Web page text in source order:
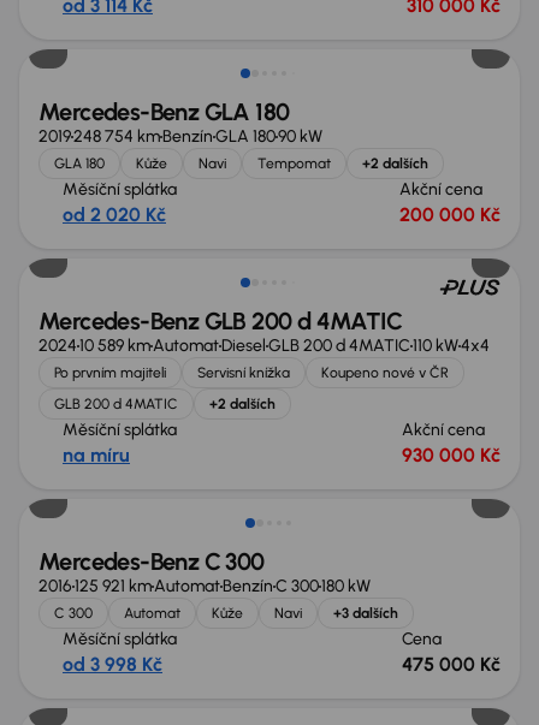
od 3 114 Kč 310 000 Kč
Možnost odpočtu DPH
Mercedes-Benz GLA 180
2019248 754 kmBenzínGLA 18090 kW
GLA 180 Kůže Navi Tempomat +2 dalších
Měsíční splátka
od 2 020 Kč
Akční cena
200 000 Kč
Zlevněno o 90 000 Kč
Mercedes-Benz GLB 200 d 4MATIC
202410 589 kmAutomatDieselGLB 200 d 4MATIC110 kW4x4
Po prvním majiteli Servisní knížka
Koupeno nové v ČR
GLB 200 d 4MATIC
+2 dalších
Měsíční splátka
na míru
Akční cena
930 000 Kč
Zlevněno o 38 700 Kč
Mercedes-Benz C 300
2016125 921 kmAutomatBenzínC 300180 kW
C 300 Automat Kůže Navi +3 dalších
Měsíční splátka
od 3 998 Kč
Cena
475 000 Kč
Zlevněno o 10 200 Kč